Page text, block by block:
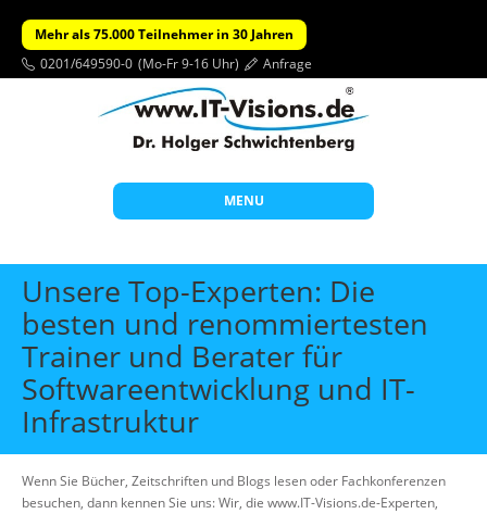
Mehr als 75.000 Teilnehmer in 30 Jahren
0201/649590-0 (Mo-Fr 9-16 Uhr) Anfrage
MENU
Start
Themen
Beratung
Individuelle Schulungen
Offene Seminare
Über uns
Unsere Top-Experten: Die
besten und renommiertesten
Trainer und Berater für
Softwareentwicklung und IT-
Infrastruktur
Wenn Sie Bücher, Zeitschriften und Blogs lesen oder Fachkonferenzen
besuchen, dann kennen Sie uns: Wir, die www.IT-Visions.de-Experten,